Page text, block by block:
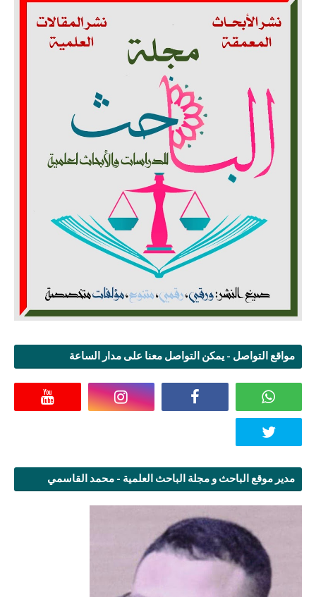
مواقع التواصل - يمكن التواصل معنا على مدار الساعة
مدير موقع الباحث و مجلة الباحث العلمية - محمد القاسمي